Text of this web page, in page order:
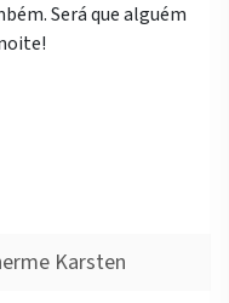
Será que alguém
Karsten